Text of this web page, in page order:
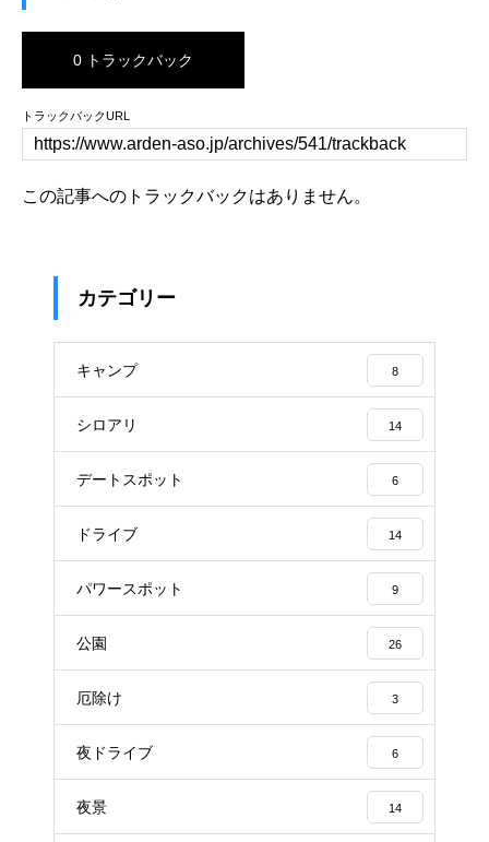
0 トラックバック
トラックバックURL
この記事へのトラックバックはありません。
カテゴリー
キャンプ 8
シロアリ 14
デートスポット 6
ドライブ 14
パワースポット 9
公園 26
厄除け 3
夜ドライブ 6
夜景 14